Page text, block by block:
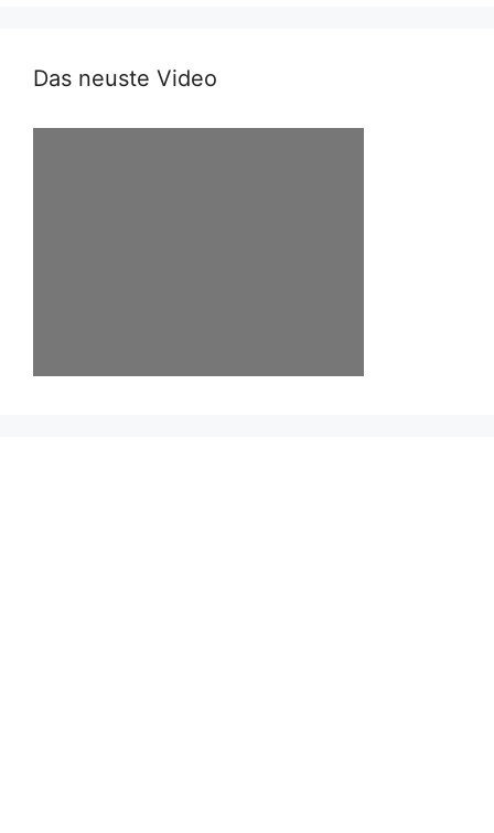
Das neuste Video